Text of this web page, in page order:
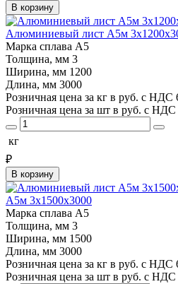
В корзину
Алюминиевый лист А5м
Марка сплава А5
Толщина, мм 3
Ширина, мм 1200
Длина, мм 3000
Розничная цена за кг в руб. с НДС
Розничная цена за шт в руб. с НДС
кг
₽
В корзину
А5м 3х1500х3000
Марка сплава А5
Толщина, мм 3
Ширина, мм 1500
Длина, мм 3000
Розничная цена за кг в руб. с НДС
Розничная цена за шт в руб. с НДС